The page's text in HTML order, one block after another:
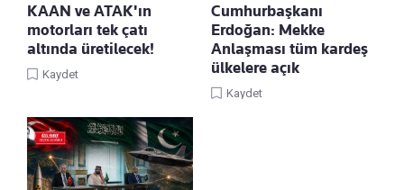
KAAN ve ATAK'ın
motorları tek çatı
altında üretilecek!
Kaydet
Cumhurbaşkanı
Erdoğan: Mekke
Anlaşması tüm kardeş
ülkelere açık
Kaydet